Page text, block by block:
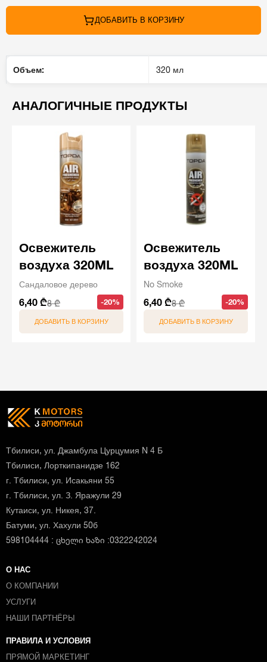
ДОБАВИТЬ В КОРЗИНУ
Объем: 320 мл
АНАЛОГИЧНЫЕ ПРОДУКТЫ
Освежитель
воздуха 320ML
Сандаловое дерево
6,40 ₾8 ₾ -20%
ДОБАВИТЬ В КОРЗИНУ
Освежитель
воздуха 320ML
No Smoke
6,40 ₾8 ₾ -20%
ДОБАВИТЬ В КОРЗИНУ
Тбилиси, ул. Джамбула Цурцумия N 4 Б
Тбилиси, Лорткипанидзе 162
г. Тбилиси, ул. Исакьяни 55
г. Тбилиси, ул. З. Яражули 29
Кутаиси, ул. Никея, 37.
Батуми, ул. Хахули 50б
598104444 : ცხელი ხაზი :0322242024
О НАС
О КОМПАНИИ
УСЛУГИ
НАШИ ПАРТНЁРЫ
ПРАВИЛА И УСЛОВИЯ
ПРЯМОЙ МАРКЕТИНГ